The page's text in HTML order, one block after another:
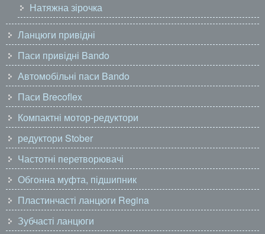
Натяжна зірочка
Ланцюги привідні
Паси привідні Bando
Автомобільні паси Bando
Паси Brecoflex
Компактні мотор-редуктори
редуктори Stober
Частотні перетворювачі
Обгонна муфта, підшипник
Пластинчасті ланцюги Regina
Зубчасті ланцюги